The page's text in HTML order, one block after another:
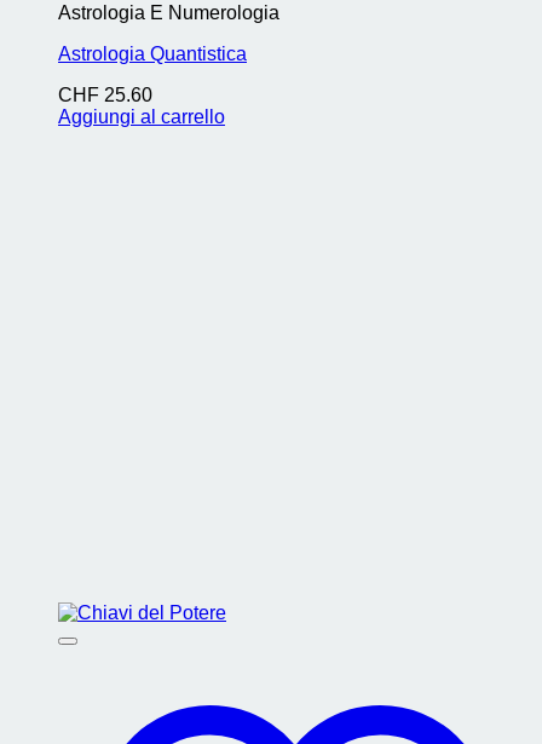
Astrologia E Numerologia
Astrologia Quantistica
CHF 25.60
Aggiungi al carrello